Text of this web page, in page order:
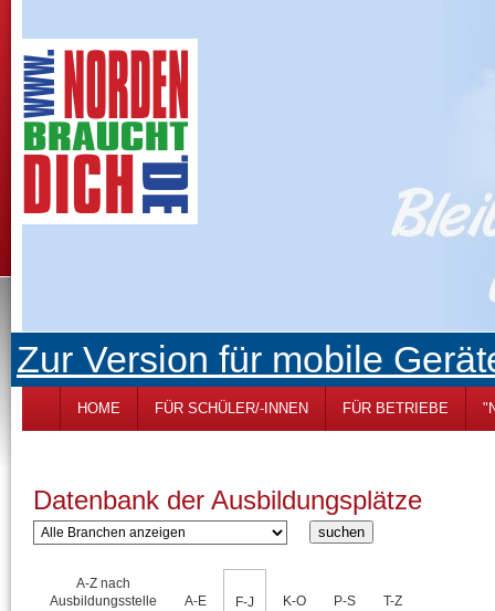
Zur Version für mobile
HOME FÜR SCHÜLER/-INNEN FÜR BETRIEBE
Datenbank der Ausbildungsplätze
A-Z nach
Ausbildungsstelle
A-E F-J K-O P-S T-Z